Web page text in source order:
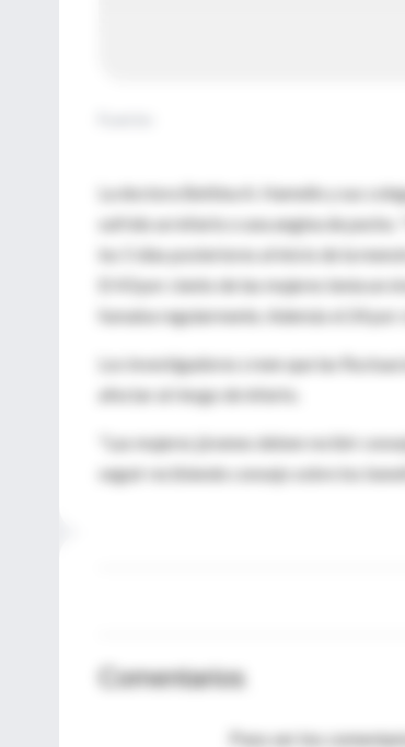
La doctora Bettina A. Hamelin y sus
sufrido un infarto o una angina de
los 5 días posteriores al inicio de la
El 43 por ciento de las mujeres tenía
fumaba regularmente. Además el 24
Los investigadores creen que las
afectar al riesgo de infarto.
"Las mujeres jóvenes deben recibir
seguir recibiendo consejo sobre los
Comentarios
Para ver los